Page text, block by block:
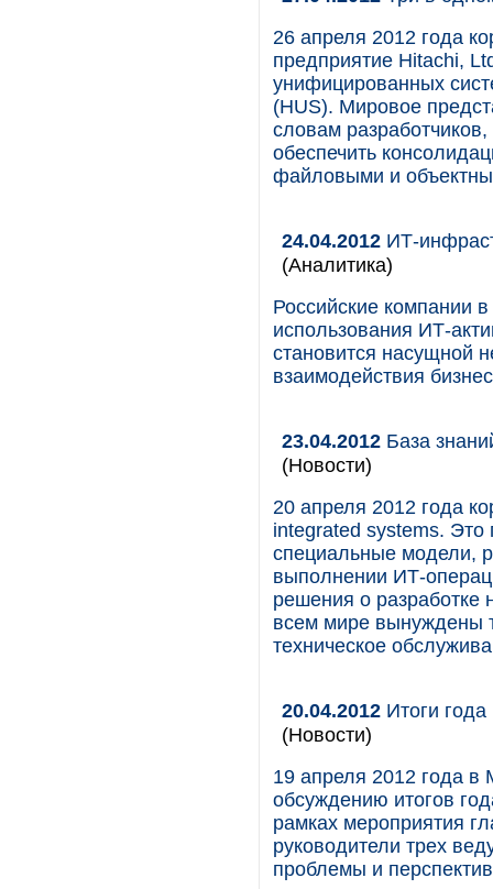
26 апреля 2012 года
предприятие Hitachi,
унифицированных
(HUS). Мировое
словам
обеспечить
файловыми и
24.04.2012 ИТ-
(Аналитика)
Российские компании
использования ИТ-
становится насущной
взаимодействия
23.04.2012 База
(Новости)
20 апреля 2012 года
integrated systems. Это
специальные модели,
выполнении ИТ-
решения о разработке
всем мире вынуждены
техническое
20.04.2012 Итоги
(Новости)
19 апреля 2012 года
обсуждению итогов
рамках мероприятия
руководители трех
проблемы и